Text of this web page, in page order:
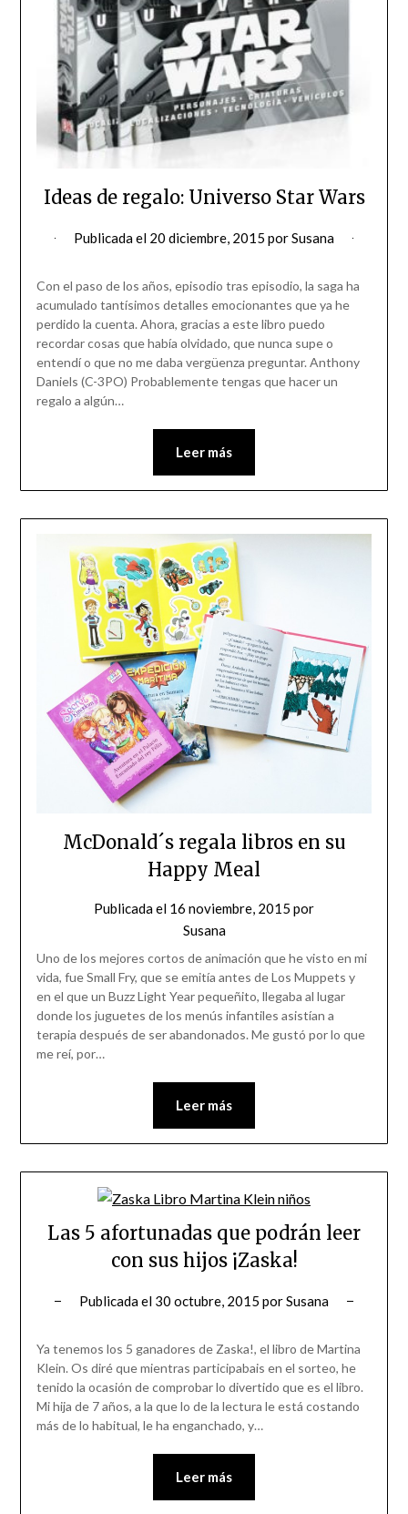
Ideas de regalo: Universo Star Wars
Publicada el 20 diciembre, 2015 porSusana
Con el paso de los años, episodio tras episodio, la saga ha
acumulado tantísimos detalles emocionantes que ya he
perdido la cuenta. Ahora, gracias a este libro puedo
recordar cosas que había olvidado, que nunca supe o
entendí o que no me daba vergüenza preguntar. Anthony
Daniels (C-3PO) Probablemente tengas que hacer un
regalo a algún…
Leer más
McDonald´s regala libros en su
Happy Meal
Publicada el 16 noviembre, 2015 por
Susana
Uno de los mejores cortos de animación que he visto en mi
vida, fue Small Fry, que se emitía antes de Los Muppets y
en el que un Buzz Light Year pequeñito, llegaba al lugar
donde los juguetes de los menús infantiles asistían a
terapia después de ser abandonados. Me gustó por lo que
me reí, por…
Leer más
Las 5 afortunadas que podrán leer
con sus hijos ¡Zaska!
Publicada el 30 octubre, 2015 porSusana
Ya tenemos los 5 ganadores de Zaska!, el libro de Martina
Klein. Os diré que mientras participabais en el sorteo, he
tenido la ocasión de comprobar lo divertido que es el libro.
Mi hija de 7 años, a la que lo de la lectura le está costando
más de lo habitual, le ha enganchado, y…
Leer más